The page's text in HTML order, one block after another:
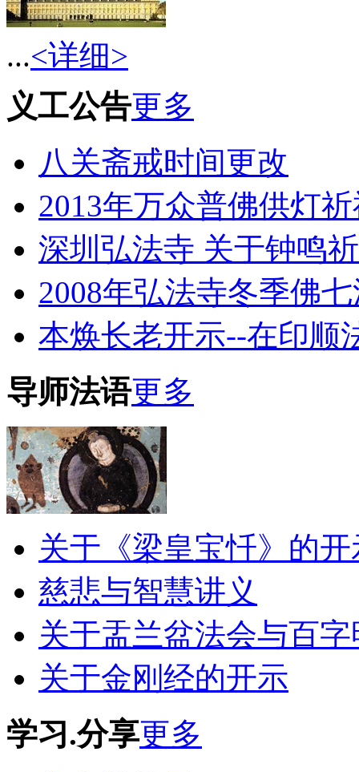
...<详细>
义工公告更多
八关斋戒时间更改
2013年万众普佛供灯
深圳弘法寺 关于钟鸣
2008年弘法寺冬季佛
本焕长老开示--在印顺
导师法语更多
关于《梁皇宝忏》的开
慈悲与智慧讲义
关于盂兰盆法会与百
关于金刚经的开示
学习.分享更多